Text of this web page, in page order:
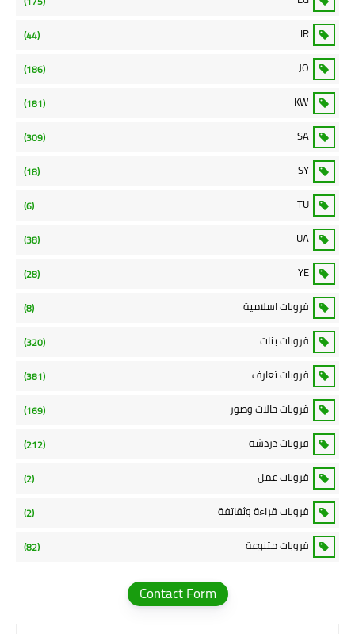
IR
(44)
JO
(186)
KW
(181)
SA
(309)
SY
(18)
TU
(6)
UA
(38)
YE
(28)
قروبات اسلامية (8)
قروبات بنات (320)
قروبات تعارف (381)
قروبات حالات وصور (169)
قروبات دردشة (212)
قروبات عمل (2)
قروبات قراءة وثقاتفة (2)
قروبات متنوعة (82)
Contact Form